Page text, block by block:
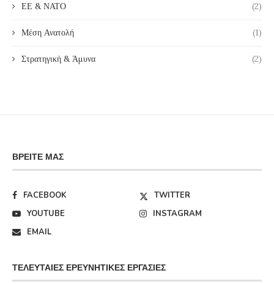
ΕΕ & ΝΑΤΟ (2)
Μέση Ανατολή (1)
Στρατηγική & Άμυνα (2)
ΒΡΕΊΤΕ ΜΑΣ
FACEBOOK
TWITTER
YOUTUBE
INSTAGRAM
EMAIL
ΤΕΛΕΥΤΑΊΕΣ ΕΡΕΥΝΗΤΙΚΈΣ ΕΡΓΑΣΊΕΣ